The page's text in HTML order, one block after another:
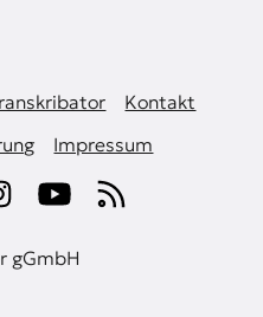
Kontakt
Impressum
gGmbH